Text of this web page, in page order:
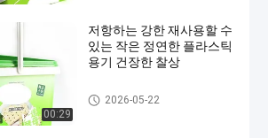
00:29
저항하는 강한 재사용할 수
있는 작은 정연한 플라스틱
용기 건장한 찰상
IML 통2026-05-22